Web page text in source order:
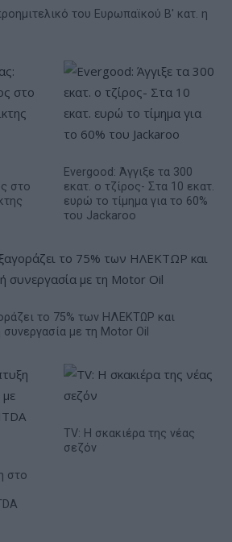
του Ευρωπαϊκού Β' κατ. η
στο
Evergood: Άγγιξε τα 300
εκατ. ο τζίρος- Στα 10 εκατ.
ευρώ το τίμημα για το 60%
του Jackaroo
το 75% των ΗΛΕΚΤΩΡ και
με τη Motor Oil
στο
TV: Η σκακιέρα της νέας
σεζόν